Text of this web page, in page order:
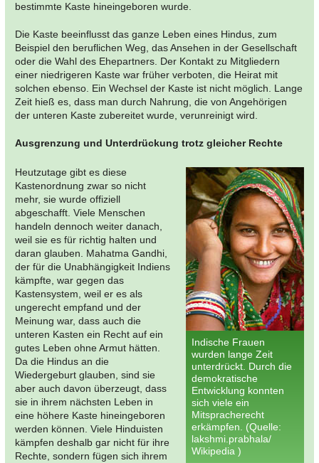
bestimmte Kaste hineingeboren wurde.
Die Kaste beeinflusst das ganze Leben eines Hindus, zum
Beispiel den beruflichen Weg, das Ansehen in der Gesellschaft
oder die Wahl des Ehepartners. Der Kontakt zu Mitgliedern
einer niedrigeren Kaste war früher verboten, die Heirat mit
solchen ebenso. Ein Wechsel der Kaste ist nicht möglich. Lange
Zeit hieß es, dass man durch Nahrung, die von Angehörigen
der unteren Kaste zubereitet wurde, verunreinigt wird.
Ausgrenzung und Unterdrückung trotz gleicher Rechte
Indische Frauen
wurden lange Zeit
unterdrückt. Durch die
demokratische
Entwicklung konnten
sich viele ein
Mitspracherecht
erkämpfen. (Quelle:
lakshmi.prabhala/
Wikipedia )
Heutzutage gibt es diese
Kastenordnung zwar so nicht
mehr, sie wurde offiziell
abgeschafft. Viele Menschen
handeln dennoch weiter danach,
weil sie es für richtig halten und
daran glauben. Mahatma Gandhi,
der für die Unabhängigkeit Indiens
kämpfte, war gegen das
Kastensystem, weil er es als
ungerecht empfand und der
Meinung war, dass auch die
unteren Kasten ein Recht auf ein
gutes Leben ohne Armut hätten.
Da die Hindus an die
Wiedergeburt glauben, sind sie
aber auch davon überzeugt, dass
sie in ihrem nächsten Leben in
eine höhere Kaste hineingeboren
werden können. Viele Hinduisten
kämpfen deshalb gar nicht für ihre
Rechte, sondern fügen sich ihrem